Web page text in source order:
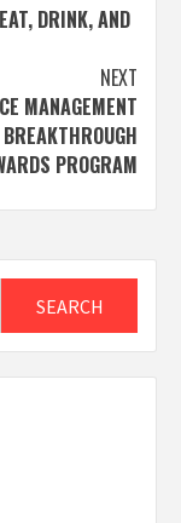
DRINK, AND
NEXT
MANAGEMENT
PROGRAM
SEARCH